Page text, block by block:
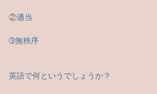
②適当
➂無秩序
英語で何というでしょうか？